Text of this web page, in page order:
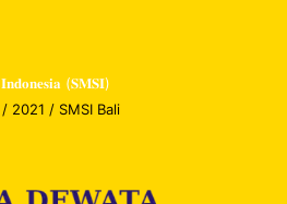
(𝐒𝐌𝐒𝐈)
2021 / SMSI Bali